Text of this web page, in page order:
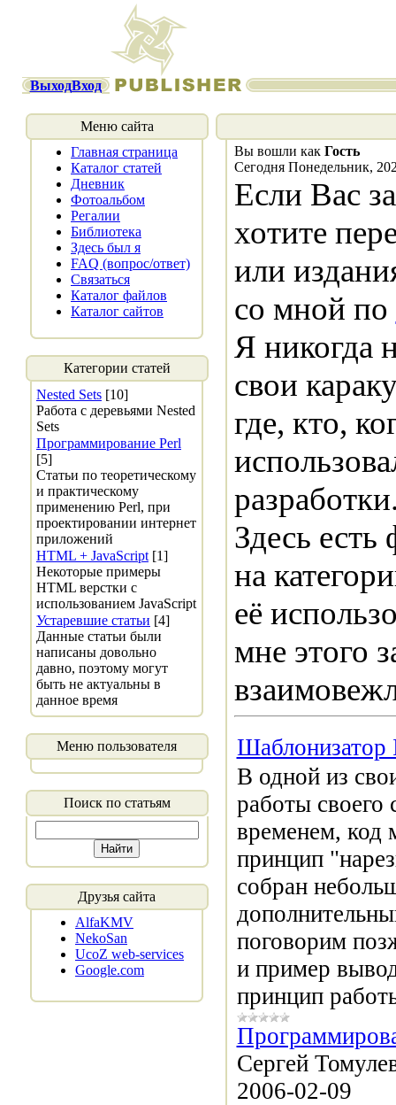
ВыходВход
Меню сайта
Главная страница
Каталог статей
Дневник
Фотоальбом
Регалии
Библиотека
Здесь был я
FAQ (вопрос/ответ)
Связаться
Каталог файлов
Каталог сайтов
Категории статей
Nested Sets [10]
Работа с деревьями Nested
Sets
Программирование Perl
[5]
Статьи по теоретическому
и практическому
применению Perl, при
проектировании интернет
приложений
HTML + JavaScript [1]
Некоторые примеры
HTML верстки с
использованием JavaScript
Устаревшие статьи [4]
Данные статьи были
написаны довольно
давно, поэтому могут
быть не актуальны в
данное время
Меню пользователя
Поиск по статьям
Друзья сайта
AlfaKMV
NekoSan
UcoZ web-services
Google.com
Вы вошли как Гость
Сегодня Понедельник,
Если Вас
хотите
или
со мной по
Я никогда
свои
где, кто,
Здесь
на
её
мне этого
Шаблонизатор
В одной из
работы своего
временем, код
принцип
собран
поговорим
и пример
принцип
Сергей
2006-02-09